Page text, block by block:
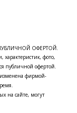
ОФЕРТОЙ.
характеристик, фото,
публичной офертой.
изменена фирмой-
на сайте, могут